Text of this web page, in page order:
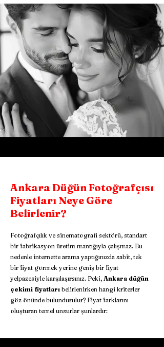
Ankara Düğün Fotoğrafçısı
Fiyatları Neye Göre
Belirlenir?
Fotoğrafçılık ve sinematografi sektörü, standart
bir fabrikasyon üretim mantığıyla çalışmaz. Bu
nedenle internette arama yaptığınızda sabit, tek
bir fiyat görmek yerine geniş bir fiyat
yelpazesiyle karşılaşırsınız. Peki, Ankara düğün
çekimi fiyatları belirlenirken hangi kriterler
göz önünde bulundurulur? Fiyat farklarını
oluşturan temel unsurlar şunlardır: